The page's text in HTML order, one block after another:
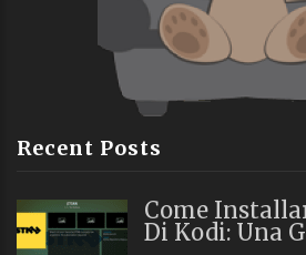
Recent Posts
Come
Di Kodi: Una